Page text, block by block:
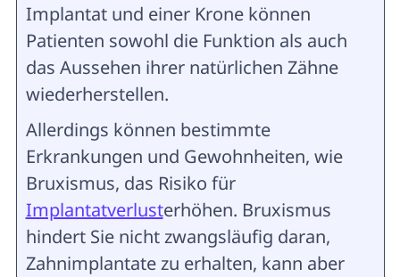
Implantat und einer Krone können
Patienten sowohl die Funktion als auch
das Aussehen ihrer natürlichen Zähne
wiederherstellen.
Allerdings können bestimmte
Erkrankungen und Gewohnheiten, wie
Bruxismus, das Risiko für
Implantatverlusterhöhen. Bruxismus
hindert Sie nicht zwangsläufig daran,
Zahnimplantate zu erhalten, kann aber